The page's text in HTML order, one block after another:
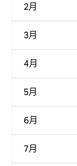
2月
3月
4月
5月
6月
7月